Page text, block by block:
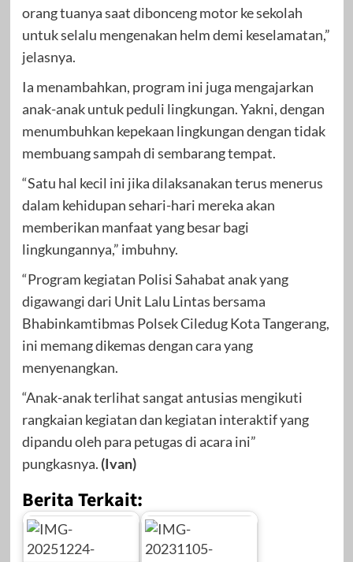
orang tuanya saat dibonceng motor ke sekolah
untuk selalu mengenakan helm demi keselamatan,”
jelasnya.
Ia menambahkan, program ini juga mengajarkan
anak-anak untuk peduli lingkungan. Yakni, dengan
menumbuhkan kepekaan lingkungan dengan tidak
membuang sampah di sembarang tempat.
“Satu hal kecil ini jika dilaksanakan terus menerus
dalam kehidupan sehari-hari mereka akan
memberikan manfaat yang besar bagi
lingkungannya,” imbuhny.
“Program kegiatan Polisi Sahabat anak yang
digawangi dari Unit Lalu Lintas bersama
Bhabinkamtibmas Polsek Ciledug Kota Tangerang,
ini memang dikemas dengan cara yang
menyenangkan.
“Anak-anak terlihat sangat antusias mengikuti
rangkaian kegiatan dan kegiatan interaktif yang
dipandu oleh para petugas di acara ini”
pungkasnya. (Ivan)
Berita Terkait: